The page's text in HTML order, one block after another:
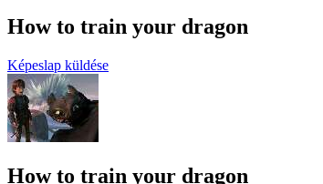
How to train your dragon
Képeslap küldése
How to train your dragon